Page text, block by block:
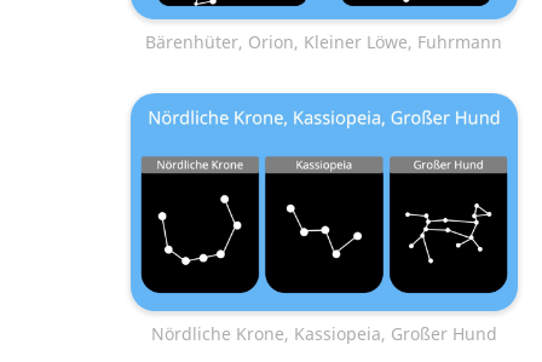
Bärenhüter, Orion, Kleiner Löwe, Fuhrmann
Nördliche Krone, Kassiopeia, Großer Hund